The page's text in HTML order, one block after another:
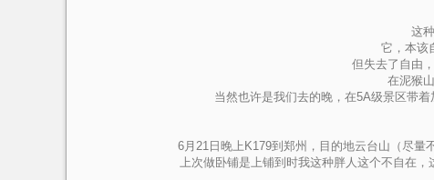
这
它，本该
但失去了自由
在泥猴
当然也许是我们去的晚，在5A级景区带
6月21日晚上K179到郑州，目的地云台山（尽量
上次做卧铺是上铺到时我这种胖人这个不自在